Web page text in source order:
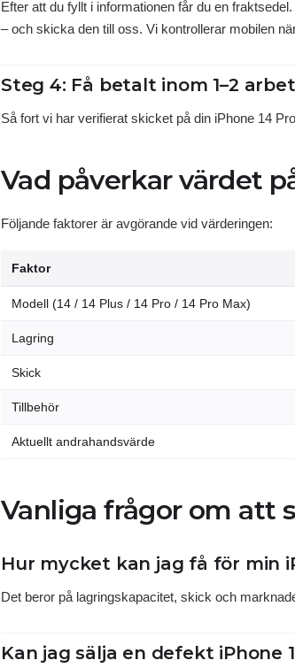
Efter att du fyllt i informationen får du en
– och skicka den till oss. Vi kontrollerar mobilen
Steg 4: Få betalt inom 1–2
Så fort vi har verifierat skicket på din iPhone 14
Vad påverkar värdet
Följande faktorer är avgörande vid värderingen:
Faktor
Modell (14 / 14 Plus / 14 Pro / 14 Pro Max)
Lagring
Skick
Tillbehör
Aktuellt andrahandsvärde
Vanliga frågor om att
Hur mycket kan jag få för min
Det beror på lagringskapacitet, skick och
Kan jag sälja en defekt iPhone